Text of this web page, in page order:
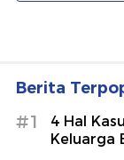
Berita
#1
4 Hal
Keluarga